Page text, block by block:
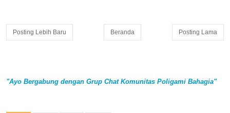
Posting Lebih Baru Posting Lama
Beranda
"Ayo Bergabung dengan Grup Chat Komunitas Poligami Bahagia"